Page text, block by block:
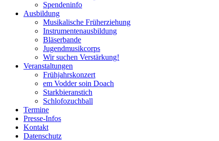
Spendeninfo
Ausbildung
Musikalische Früherziehung
Instrumentenausbildung
Bläserbande
Jugendmusikcorps
Wir suchen Verstärkung!
Veranstaltungen
Frühjahrskonzert
em Vodder soin Doach
Starkbieranstich
Schlofozuchball
Termine
Presse-Infos
Kontakt
Datenschutz